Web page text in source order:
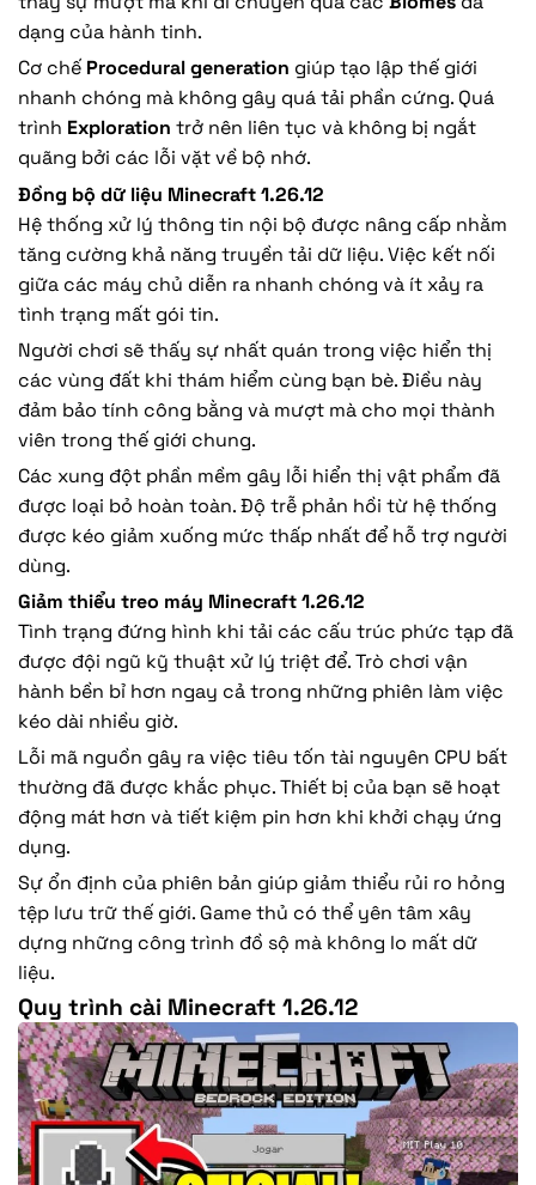
dạng của hành tinh.
Cơ chế Procedural generation giúp tạo lập thế giới
nhanh chóng mà không gây quá tải phần cứng. Quá
trình Exploration trở nên liên tục và không bị ngắt
quãng bởi các lỗi vặt về bộ nhớ.
Đồng bộ dữ liệu Minecraft 1.26.12
Hệ thống xử lý thông tin nội bộ được nâng cấp nhằm
tăng cường khả năng truyền tải dữ liệu. Việc kết nối
giữa các máy chủ diễn ra nhanh chóng và ít xảy ra
tình trạng mất gói tin.
Người chơi sẽ thấy sự nhất quán trong việc hiển thị
các vùng đất khi thám hiểm cùng bạn bè. Điều này
đảm bảo tính công bằng và mượt mà cho mọi thành
viên trong thế giới chung.
Các xung đột phần mềm gây lỗi hiển thị vật phẩm đã
được loại bỏ hoàn toàn. Độ trễ phản hồi từ hệ thống
được kéo giảm xuống mức thấp nhất để hỗ trợ người
dùng.
Giảm thiểu treo máy Minecraft 1.26.12
Tình trạng đứng hình khi tải các cấu trúc phức tạp đã
được đội ngũ kỹ thuật xử lý triệt để. Trò chơi vận
hành bền bỉ hơn ngay cả trong những phiên làm việc
kéo dài nhiều giờ.
Lỗi mã nguồn gây ra việc tiêu tốn tài nguyên CPU bất
thường đã được khắc phục. Thiết bị của bạn sẽ hoạt
động mát hơn và tiết kiệm pin hơn khi khởi chạy ứng
dụng.
Sự ổn định của phiên bản giúp giảm thiểu rủi ro hỏng
tệp lưu trữ thế giới. Game thủ có thể yên tâm xây
dựng những công trình đồ sộ mà không lo mất dữ
liệu.
Quy trình cài Minecraft 1.26.12